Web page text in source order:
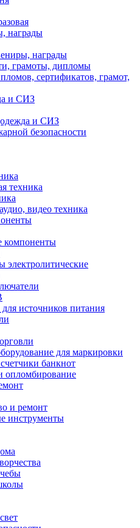
награды
награды
грамоты, дипломы
сертификатов, грамот,
и СИЗ
и СИЗ
безопасности
техника
видео техника
компоненты
электролитические
источников питания
для маркировки
банкнот
опломбирование
и ремонт
инструменты